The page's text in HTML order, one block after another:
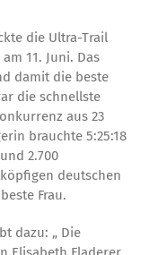
die Ultra-Trail
11. Juni. Das
damit die beste
die schnellste
aus 23
brauchte 5:25:18
2.700
deutschen
Frau.
dazu: „ Die